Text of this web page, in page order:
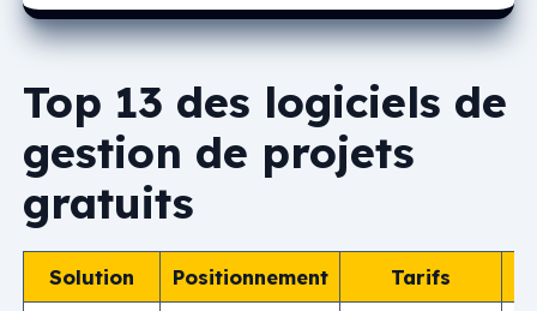
Top 13 des logiciels de
gestion de projets
gratuits
Solution Positionnement Tarifs